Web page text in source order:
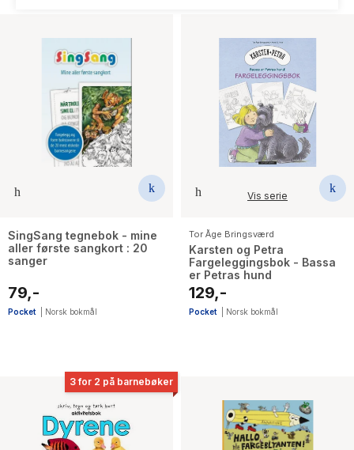
SingSang tegnebok - mine
aller første sangkort : 20
sanger
79,-
Pocket Norsk bokmål
Vis serie
Tor Åge Bringsværd
Karsten og Petra
Fargeleggingsbok - Bassa
er Petras hund
129,-
Pocket Norsk bokmål
3 for 2 på barnebøker